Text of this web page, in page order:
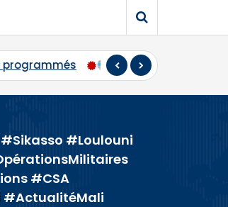
du premier contingent de pèlerins
#Loulouni
#CSA
#ActualitéMali